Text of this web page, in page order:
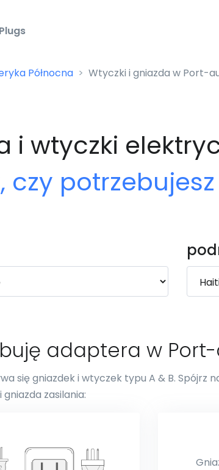
Północna Wtyczki i gniazda w Port-
i wtyczki
czy
adaptera w
się gniazdek i wtyczek typu A & B. Spójrz
zasilania: